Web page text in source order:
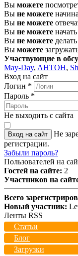
Вы можете
Вы не можете
Вы не можете
Вы не можете
Вы не можете
Вы можете
Участвующие в
May-Day, AHTOH,
Вход на сайт
Логин *
Пароль *
Не выходить с сайта
Вход на сайт Не
регистрации.
Забыли пароль?
Пользователей на
Гостей на сайте: 2
Участников на
Всего
Новый участник:
Ленты RSS
Статьи
Блог
Загрузки